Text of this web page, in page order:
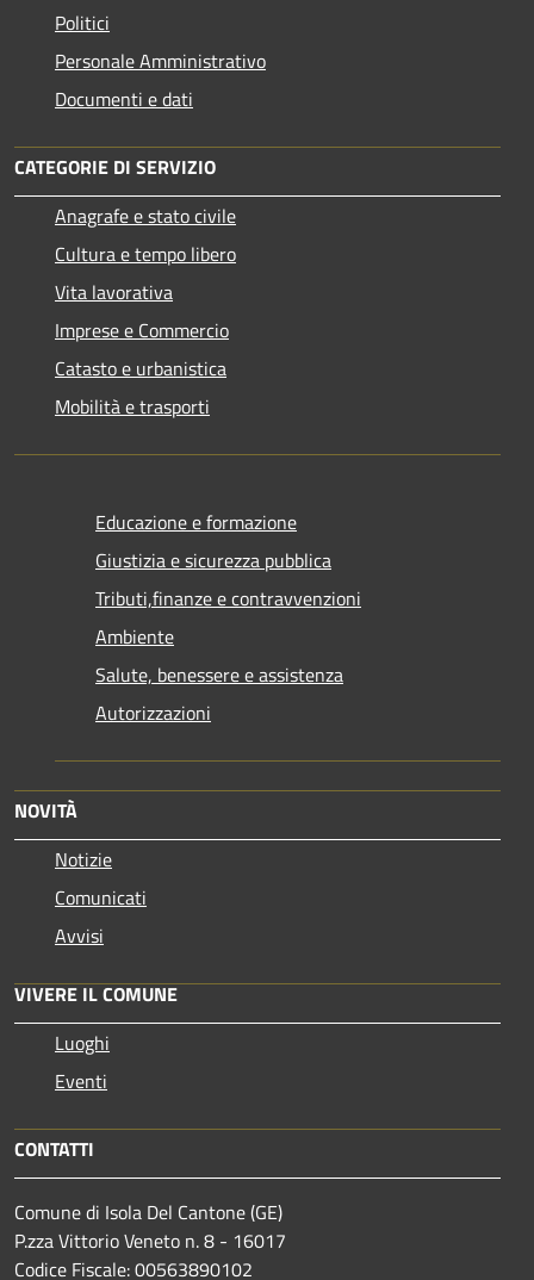
Politici
Personale Amministrativo
Documenti e dati
CATEGORIE DI SERVIZIO
Anagrafe e stato civile
Cultura e tempo libero
Vita lavorativa
Imprese e Commercio
Catasto e urbanistica
Mobilità e trasporti
Educazione e formazione
Giustizia e sicurezza pubblica
Tributi,finanze e contravvenzioni
Ambiente
Salute, benessere e assistenza
Autorizzazioni
NOVITÀ
Notizie
Comunicati
Avvisi
VIVERE IL COMUNE
Luoghi
Eventi
CONTATTI
Comune di Isola Del Cantone (GE)
P.zza Vittorio Veneto n. 8 - 16017
Codice Fiscale: 00563890102